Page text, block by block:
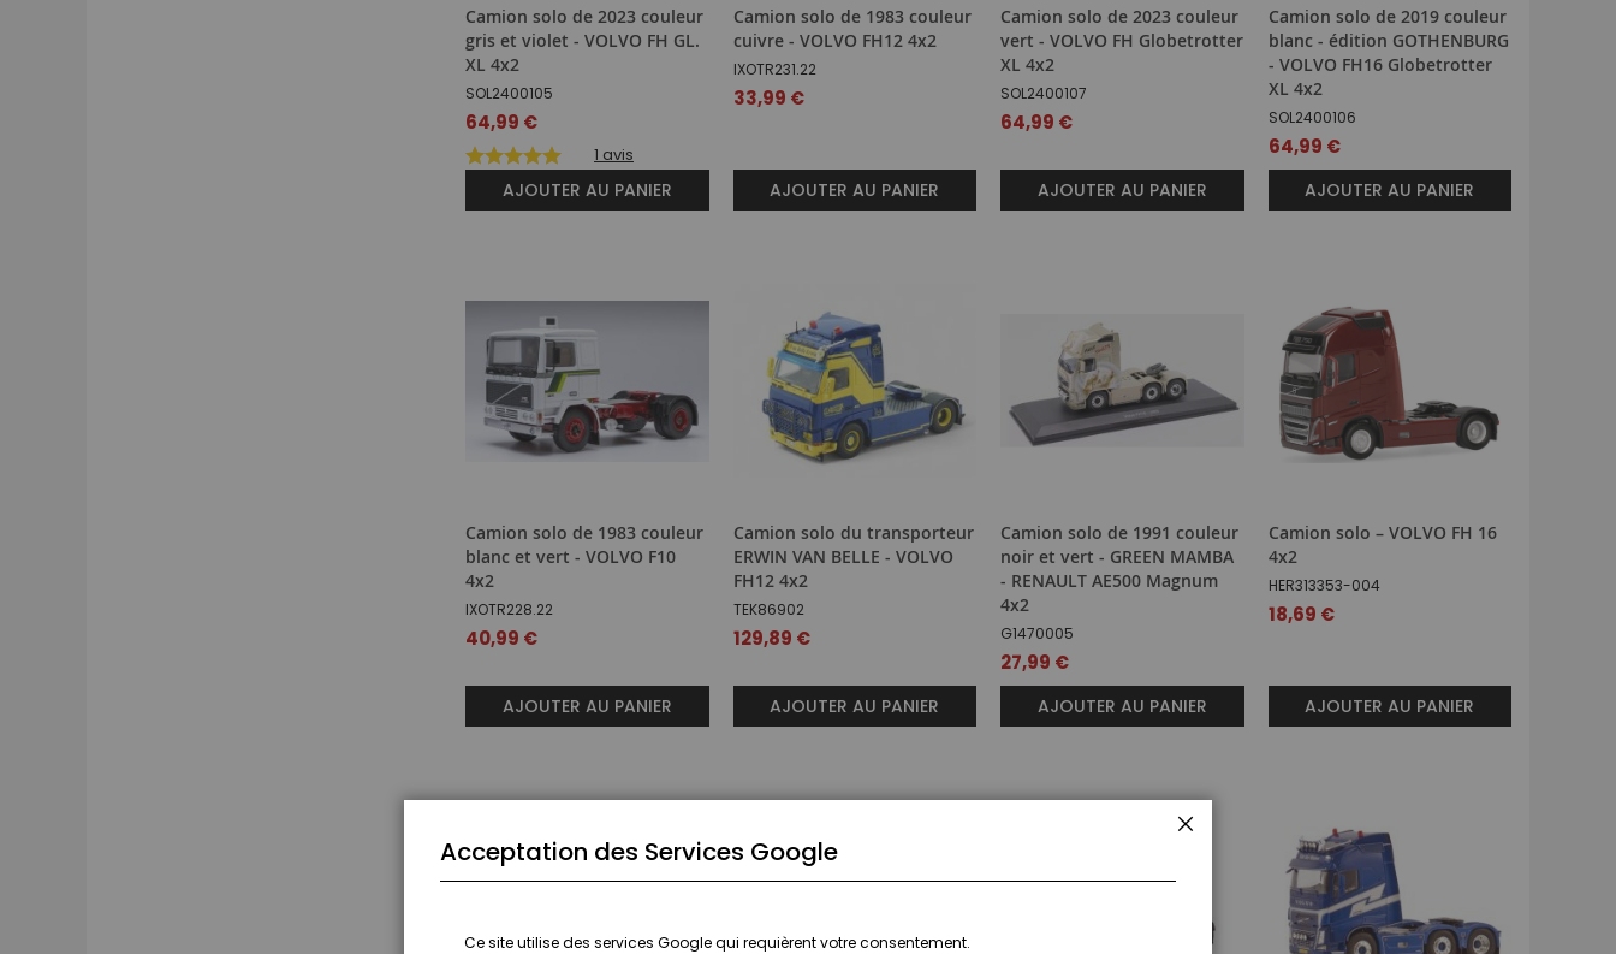
Camion solo de 2023 couleur
gris et violet - VOLVO FH GL.
XL 4x2
SOL2400105
64,99 €
1 avis
AJOUTER AU PANIER
Camion solo de 1983 couleur
cuivre - VOLVO FH12 4x2
IXOTR231.22
33,99 €
AJOUTER AU PANIER
Camion solo de 2023 couleur
vert - VOLVO FH Globetrotter
XL 4x2
SOL2400107
64,99 €
AJOUTER AU PANIER
Camion solo de 2019 couleur
blanc - édition GOTHENBURG
- VOLVO FH16 Globetrotter
XL 4x2
SOL2400106
64,99 €
AJOUTER AU PANIER
Camion solo de 1983 couleur
blanc et vert - VOLVO F10
4x2
IXOTR228.22
40,99 €
AJOUTER AU PANIER
Camion solo du transporteur
ERWIN VAN BELLE - VOLVO
FH12 4x2
TEK86902
129,89 €
AJOUTER AU PANIER
Camion solo de 1991 couleur
noir et vert - GREEN MAMBA
- RENAULT AE500 Magnum
4x2
G1470005
27,99 €
AJOUTER AU PANIER
Camion solo – VOLVO FH 16
4x2
HER313353-004
18,69 €
AJOUTER AU PANIER
Acceptation des Services Google
Ce site utilise des services Google qui requièrent votre consentement.